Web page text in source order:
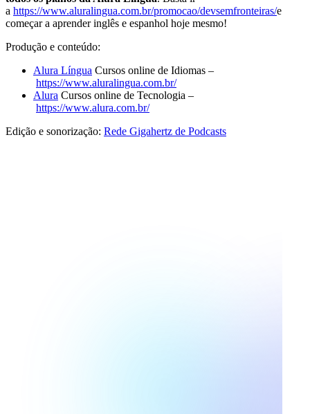
a https://www.aluralingua.com.br/promocao/devsemfronteiras/e
começar a aprender inglês e espanhol hoje mesmo!
Produção e conteúdo:
Alura Língua Cursos online de Idiomas –
https://www.aluralingua.com.br/
Alura Cursos online de Tecnologia –
https://www.alura.com.br/
Edição e sonorização: Rede Gigahertz de Podcasts